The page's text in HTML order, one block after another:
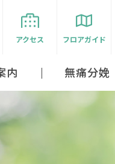
アクセス フロアガイド
内 無痛分娩